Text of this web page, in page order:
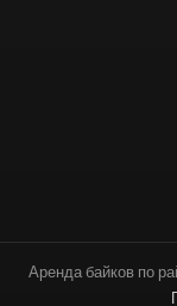
Аренда байков по